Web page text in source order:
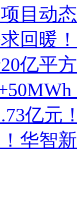
项目动
回暖
亿平
亿元
华智